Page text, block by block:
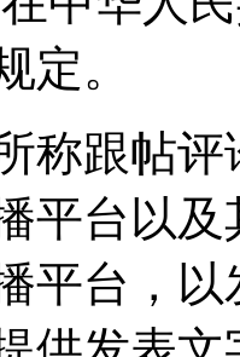
定。
称跟帖
平台以
平台，以